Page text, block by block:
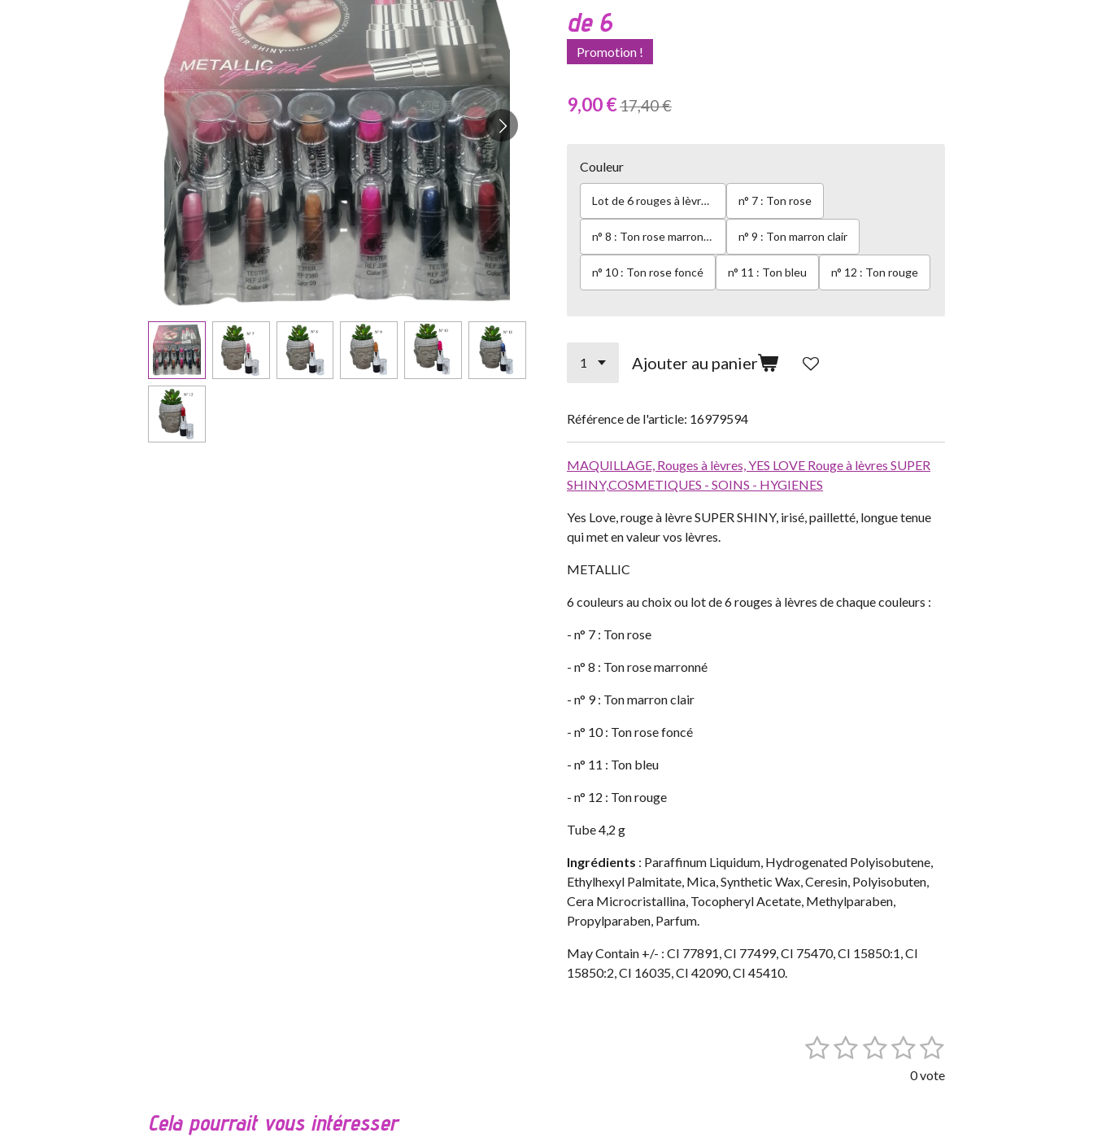
de 6
Promotion !
9,00 €17,40 €
Couleur
Lot de 6 rouges à lèvres de chaque couleurs n° 7 : Ton rose
n° 8 : Ton rose marronné n° 9 : Ton marron clair
n° 10 : Ton rose foncé n° 11 : Ton bleu n° 12 : Ton rouge
Ajouter au panier
Référence de l'article: 16979594
MAQUILLAGE, Rouges à lèvres, YES LOVE Rouge à lèvres SUPER
SHINY,COSMETIQUES - SOINS - HYGIENES
Yes Love, rouge à lèvre SUPER SHINY, irisé, pailletté, longue tenue
qui met en valeur vos lèvres.
METALLIC
6 couleurs au choix ou lot de 6 rouges à lèvres de chaque couleurs :
- n° 7 : Ton rose
- n° 8 : Ton rose marronné
- n° 9 : Ton marron clair
- n° 10 : Ton rose foncé
- n° 11 : Ton bleu
- n° 12 : Ton rouge
Tube 4,2 g
Ingrédients : Paraffinum Liquidum, Hydrogenated Polyisobutene,
Ethylhexyl Palmitate, Mica, Synthetic Wax, Ceresin, Polyisobuten,
Cera Microcristallina, Tocopheryl Acetate, Methylparaben,
Propylparaben, Parfum.
May Contain +/- : CI 77891, CI 77499, CI 75470, CI 15850:1, CI
15850:2, CI 16035, CI 42090, CI 45410.
u
1 2 3 4 5
é
v
0 vote
Cela pourrait vous intéresser